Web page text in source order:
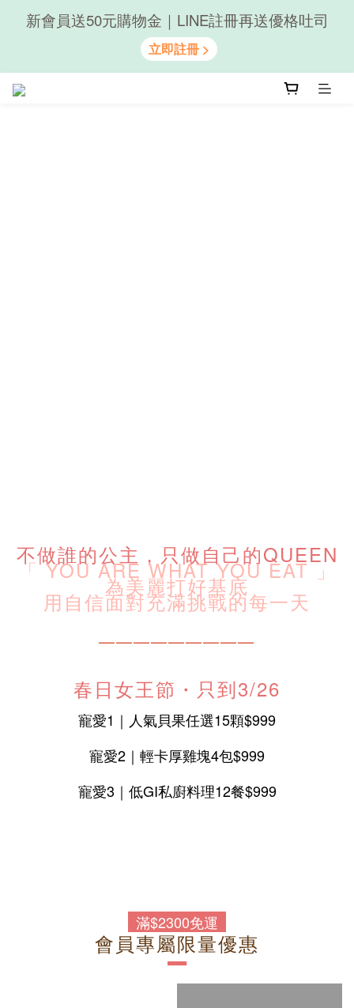
隨心享受｜貝果任選6組$899
新會員送50元購物金｜LINE註冊再送優格吐司
不做誰的公主，只做自己的QUEEN
「 YOU ARE WHAT YOU EAT 」
為美麗打好基底
用自信面對充滿挑戰的每一天
—————————
春日女王節・只到3/26
寵愛1｜人氣貝果任選15顆$999
寵愛2｜輕卡厚雞塊4包$999
寵愛3｜低GI私廚料理12餐$999
滿$2300免運
會員專屬限量優惠
－